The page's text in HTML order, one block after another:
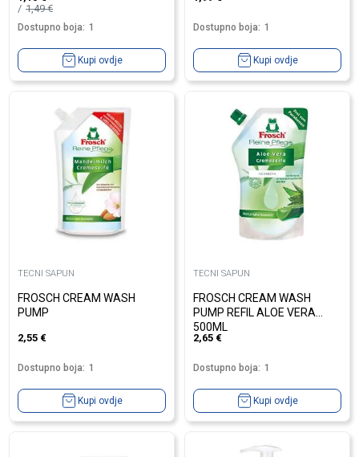
1,49€
Dostupno boja: 1
Kupi ovdje
Dostupno boja: 1
Kupi ovdje
TECNI SAPUN
FROSCH CREAM WASH
PUMP
2,55 €
Dostupno boja: 1
Kupi ovdje
TECNI SAPUN
FROSCH CREAM WASH
PUMP REFIL ALOE VERA
500ML
2,65 €
Dostupno boja: 1
Kupi ovdje